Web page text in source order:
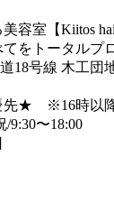
容室【Kiitos
をトータルプ
18号線 木工団
先★ ※16時以
9:30〜18:00